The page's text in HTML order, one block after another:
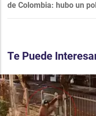
de Colombia: hubo un
Te Puede